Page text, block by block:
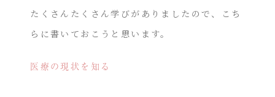
たくさんたくさん学びがありましたので、こち
らに書いておこうと思います。
医療の現状を知る